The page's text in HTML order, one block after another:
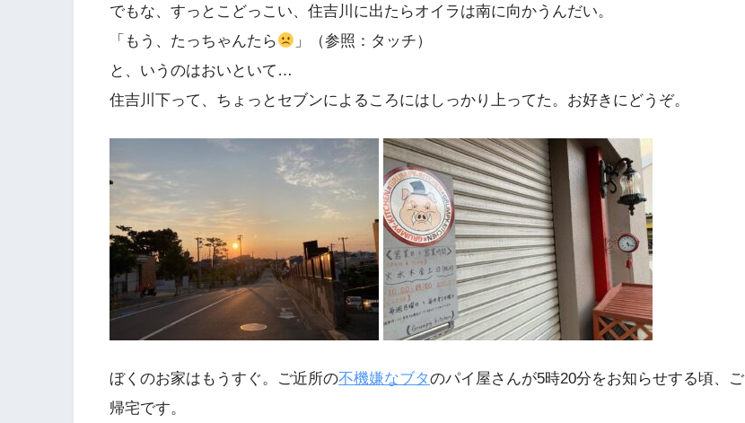
でもな、すっとこどっこい、住吉川に出たらオイラは南に向かうんだい。
「もう、たっちゃんたら
」（参照：タッチ）
と、いうのはおいといて…
住吉川下って、ちょっとセブンによるころにはしっかり上ってた。お好きにどうぞ。
ぼくのお家はもうすぐ。ご近所の不機嫌なブタのパイ屋さんが5時20分をお知らせする頃、ご
帰宅です。